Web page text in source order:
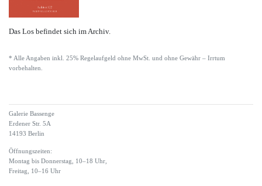
Das Los befindet sich im Archiv.
* Alle Angaben inkl. 25% Regelaufgeld ohne MwSt. und ohne Gewähr – Irrtum
vorbehalten.
Galerie Bassenge
Erdener Str. 5A
14193 Berlin
Öffnungszeiten:
Montag bis Donnerstag, 10–18 Uhr,
Freitag, 10–16 Uhr